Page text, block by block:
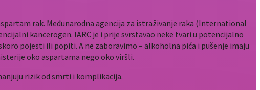
rak. Međunarodna agencija za istraživanje raka (International
kancerogen. IARC je i prije svrstavao neke tvari u potencijalno
pojesti ili popiti. A ne zaboravimo – alkoholna pića i pušenje imaju
oko aspartama nego oko viršli.
rizik od smrti i komplikacija.